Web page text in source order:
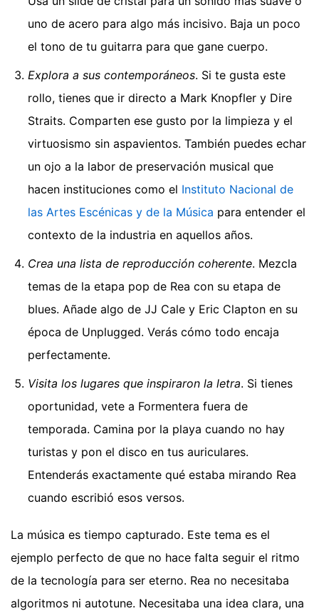
uno de acero para algo más incisivo. Baja un poco
el tono de tu guitarra para que gane cuerpo.
Explora a sus contemporáneos. Si te gusta este
rollo, tienes que ir directo a Mark Knopfler y Dire
Straits. Comparten ese gusto por la limpieza y el
virtuosismo sin aspavientos. También puedes echar
un ojo a la labor de preservación musical que
hacen instituciones como el Instituto Nacional de
las Artes Escénicas y de la Música para entender el
contexto de la industria en aquellos años.
Crea una lista de reproducción coherente. Mezcla
temas de la etapa pop de Rea con su etapa de
blues. Añade algo de JJ Cale y Eric Clapton en su
época de Unplugged. Verás cómo todo encaja
perfectamente.
Visita los lugares que inspiraron la letra. Si tienes
oportunidad, vete a Formentera fuera de
temporada. Camina por la playa cuando no hay
turistas y pon el disco en tus auriculares.
Entenderás exactamente qué estaba mirando Rea
cuando escribió esos versos.
La música es tiempo capturado. Este tema es el
ejemplo perfecto de que no hace falta seguir el ritmo
de la tecnología para ser eterno. Rea no necesitaba
algoritmos ni autotune. Necesitaba una idea clara, una